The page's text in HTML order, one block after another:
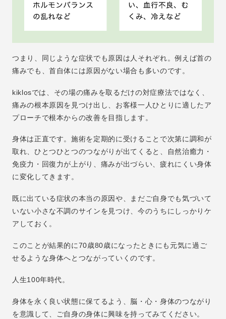
つまり、同じような症状でも原因は人それぞれ。例えば首の
痛みでも、首自体には原因がない場合も多いのです。
kiklosでは、その場の痛みを取るだけの対症療法ではなく、
痛みの根本原因を見つけ出し、お客様一人ひとりに適したア
プローチで根本からの改善を目指します。
身体は正直です。施術を定期的に受けることで次第に調和が
取れ、ひとつひとつのつながりが出てくると、自然治癒力・
免疫力・回復力が上がり、痛みが出づらい、疲れにくい身体
に変化してきます。
既に出ている症状の本当の原因や、まだご自身でも気づいて
いない小さな不調のサインを見つけ、今のうちにしっかりケ
アしておく。
このことが結果的に70歳80歳になったときにも元気に過ご
せるような身体へとつながっていくのです。
人生100年時代。
身体を永く良い状態に保てるよう、脳・心・身体のつながり
を意識して、ご自身の身体に興味を持ってみてください。